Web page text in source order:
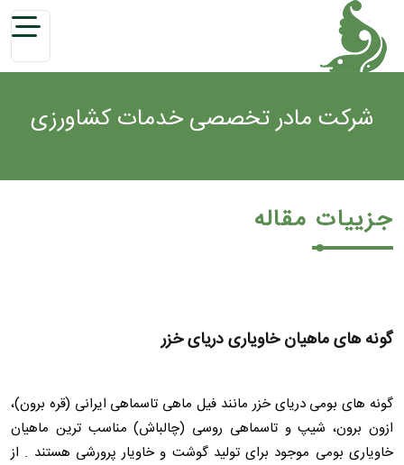
شرکت مادر تخصصی خدمات کشاورزی
جزییات مقاله
گونه های ماهیان خاویاری دریای خزر
گونه های بومی دریای خزر مانند فیل ماهی تاسماهی ایرانی (قره برون)،
ازون برون، شیپ و تاسماهی روسی (چالباش) مناسب ترین ماهیان
خاویاری بومی موجود برای تولید گوشت و خاویار پرورشی هستند . از